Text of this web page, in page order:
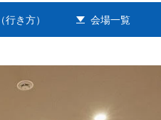
き方） 会場一覧